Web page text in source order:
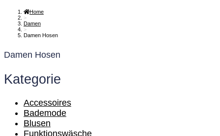
Home
>
Damen
>
Damen Hosen
Damen Hosen
Kategorie
Accessoires
Bademode
Blusen
Funktionswäsche